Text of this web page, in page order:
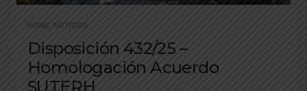
HOME, NOTICIAS
Disposición 432/25 –
Homologación Acuerdo
SUTERH